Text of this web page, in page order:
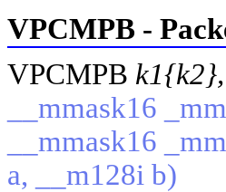
VPCMPB -
VPCMPB
__mmask16
__mmask16
a, __m128i b)